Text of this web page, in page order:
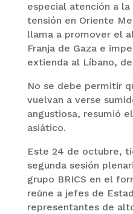
especial atención a
tensión en Oriente
llama a promover el
Franja de Gaza e
extienda al Líbano,
No se debe permitir
vuelvan a verse
angustiosa, resumió
asiático.
Este 24 de octubre,
segunda sesión
grupo BRICS en el
reúne a jefes de
representantes de